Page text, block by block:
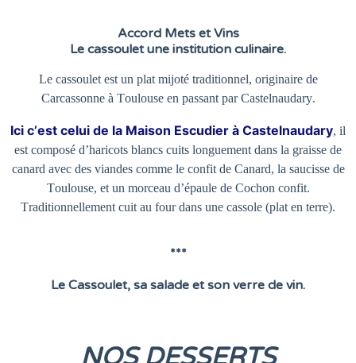
Accord Mets et Vins
Le cassoulet une institution culinaire.
Le cassoulet est un plat mijoté traditionnel, originaire de
Carcassonne à Toulouse en passant par Castelnaudary.
Ici c’est celui de la Maison Escudier à Castelnaudary, il
est composé d’haricots blancs cuits longuement dans la graisse de
canard avec des viandes comme le confit de Canard, la saucisse de
Toulouse, et un morceau d’épaule de Cochon confit.
Traditionnellement cuit au four dans une cassole (plat en terre).
***
Le Cassoulet, sa salade et son verre de vin.